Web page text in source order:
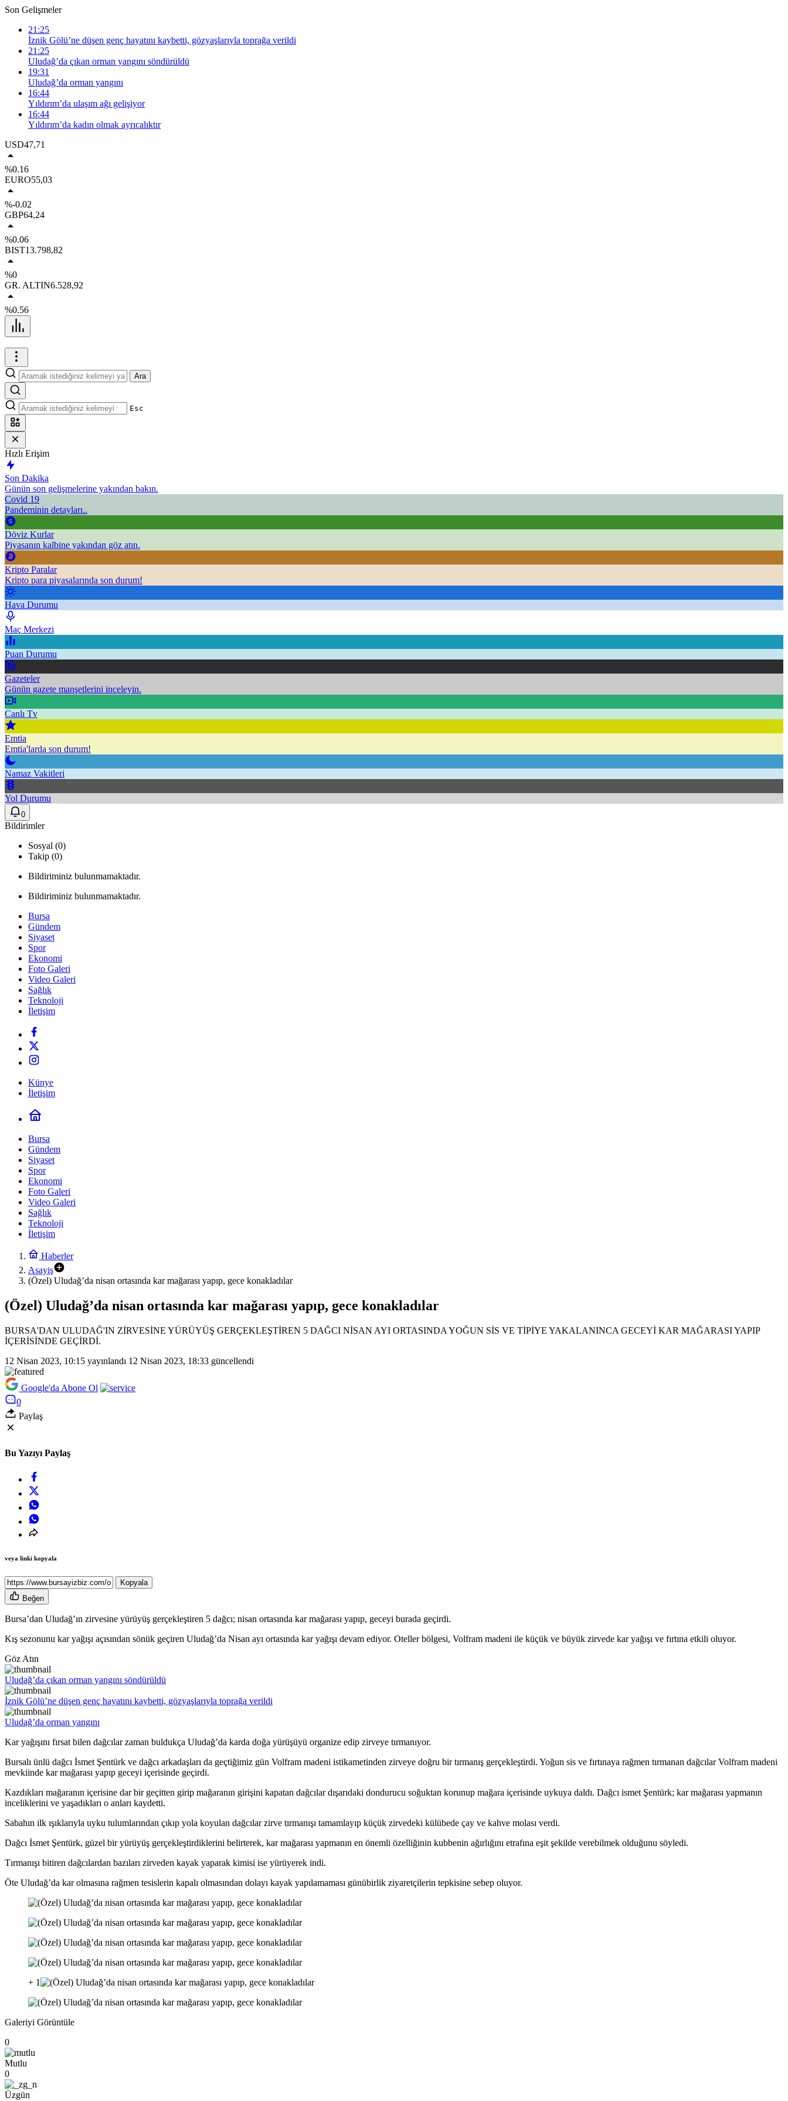
Son Gelişmeler
21:25
İznik Gölü’ne düşen genç hayatını kaybetti, gözyaşlarıyla toprağa verildi
21:25
Uludağ’da çıkan orman yangını söndürüldü
19:31
Uludağ’da orman yangını
16:44
Yıldırım’da ulaşım ağı gelişiyor
16:44
Yıldırım’da kadın olmak ayrıcalıktır
USD47,71
%0.16
EURO55,03
%-0.02
GBP64,24
%0.06
BIST13.798,82
%0
GR. ALTIN6.528,92
%0.56
Ara
Esc
Hızlı Erişim
Son Dakika
Günün son gelişmelerine yakından bakın.
Covid 19
Pandeminin detayları..
Döviz Kurlar
Piyasanın kalbine yakından göz atın.
Kripto Paralar
Kripto para piyasalarında son durum!
Hava Durumu
Maç Merkezi
Puan Durumu
Gazeteler
Günün gazete manşetlerini inceleyin.
Canlı Tv
Emtia
Emtia'larda son durum!
Namaz Vakitleri
Yol Durumu
0
Bildirimler
Sosyal (0)
Takip (0)
Bildiriminiz bulunmamaktadır.
Bildiriminiz bulunmamaktadır.
Bursa
Gündem
Siyaset
Spor
Ekonomi
Foto Galeri
Video Galeri
Sağlık
Teknoloji
İletişim
Künye
İletişim
Bursa
Gündem
Siyaset
Spor
Ekonomi
Foto Galeri
Video Galeri
Sağlık
Teknoloji
İletişim
Haberler
Asayiş
(Özel) Uludağ’da nisan ortasında kar mağarası yapıp, gece konakladılar
(Özel) Uludağ’da nisan ortasında kar mağarası yapıp, gece konakladılar
BURSA'DAN ULUDAĞ'IN ZİRVESİNE YÜRÜYÜŞ GERÇEKLEŞTİREN 5 DAĞCI NİSAN AYI ORTASINDA YOĞUN SİS VE TİPİYE YAKALANINCA GECEYİ KAR MAĞARASI YAPIP
İÇERİSİNDE GEÇİRDİ.
12 Nisan 2023, 10:15 yayınlandı 12 Nisan 2023, 18:33 güncellendi
Google'da Abone Ol
0
Paylaş
Bu Yazıyı Paylaş
veya linki kopyala
Kopyala
Beğen
Bursa’dan Uludağ’ın zirvesine yürüyüş gerçekleştiren 5 dağcı; nisan ortasında kar mağarası yapıp, geceyi burada geçirdi.
Kış sezonunu kar yağışı açısından sönük geçiren Uludağ’da Nisan ayı ortasında kar yağışı devam ediyor. Oteller bölgesi, Volfram madeni ile küçük ve büyük zirvede kar yağışı ve fırtına etkili oluyor.
Göz Atın
Uludağ’da çıkan orman yangını söndürüldü
İznik Gölü’ne düşen genç hayatını kaybetti, gözyaşlarıyla toprağa verildi
Uludağ’da orman yangını
Kar yağışını fırsat bilen dağcılar zaman buldukça Uludağ’da karda doğa yürüşüyü organize edip zirveye tırmanıyor.
Bursalı ünlü dağcı İsmet Şentürk ve dağcı arkadaşları da geçtiğimiz gün Volfram madeni istikametinden zirveye doğru bir tırmanış gerçekleştirdi. Yoğun sis ve fırtınaya rağmen tırmanan dağcılar Volfram madeni
mevkiinde kar mağarası yapıp geceyi içerisinde geçirdi.
Kazdıkları mağaranın içerisine dar bir geçitten girip mağaranın girişini kapatan dağcılar dışarıdaki dondurucu soğuktan korunup mağara içerisinde uykuya daldı. Dağcı ismet Şentürk; kar mağarası yapmanın
inceliklerini ve yaşadıkları o anları kaydetti.
Sabahın ilk ışıklarıyla uyku tulumlarından çıkıp yola koyulan dağcılar zirve tırmanışı tamamlayıp küçük zirvedeki külübede çay ve kahve molası verdi.
Dağcı İsmet Şentürk, güzel bir yürüyüş gerçekleştirdiklerini belirterek, kar mağarası yapmanın en önemli özelliğinin kubbenin ağırlığını etrafına eşit şekilde verebilmek olduğunu söyledi.
Tırmanışı bitiren dağcılardan bazıları zirveden kayak yaparak kimisi ise yürüyerek indi.
Öte Uludağ’da kar olmasına rağmen tesislerin kapalı olmasından dolayı kayak yapılamaması günübirlik ziyaretçilerin tepkisine sebep oluyor.
+ 1
Galeriyi Görüntüle
0
Mutlu
0
Üzgün